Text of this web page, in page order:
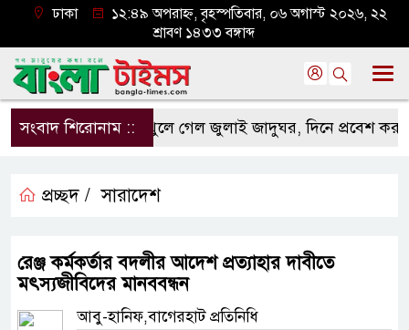
ঢাকা
১২:৪৯ অপরাহ্ন, বৃহস্পতিবার, ০৬ অগাস্ট ২০২৬, ২২
শ্রাবণ ১৪৩৩ বঙ্গাব্দ
সংবাদ শিরোনাম ::খুলে গেল জুলাই জাদুঘর, দিনে প্রবেশ করতে
প্রচ্ছদ / সারাদেশ
রেঞ্জ কর্মকর্তার বদলীর আদেশ প্রত্যাহার দাবীতে
মৎস্যজীবিদের মানববন্ধন
আবু-হানিফ,বাগেরহাট প্রতিনিধি